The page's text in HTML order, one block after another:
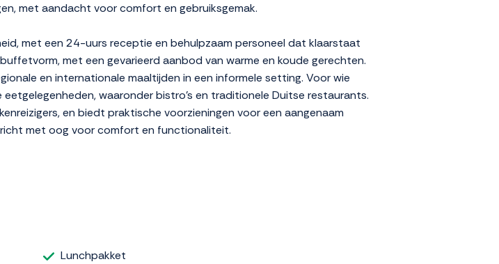
met aandacht voor comfort en gebruiksgemak.
met een 24-uurs receptie en behulpzaam personeel dat klaarstaat
met een gevarieerd aanbod van warme en koude gerechten.
en internationale maaltijden in een informele setting. Voor wie
waaronder bistro's en traditionele Duitse restaurants.
en biedt praktische voorzieningen voor een aangenaam
met oog voor comfort en functionaliteit.
Lunchpakket